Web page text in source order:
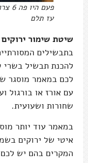
עז תלם
שיטת שימור ירוקים
בתבשילים
להכנת תבשיל בשרי
לכם במאמר מוסגר
עם אורז או בורגול
שחורות ושעועית.
במאמר עוד יותר
איטי של ירוקים
המקרים בהם יש לכם